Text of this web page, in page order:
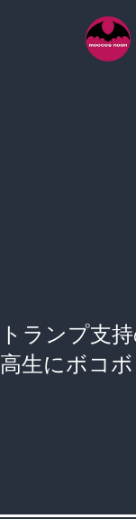
トランプ支
高生にボコボ